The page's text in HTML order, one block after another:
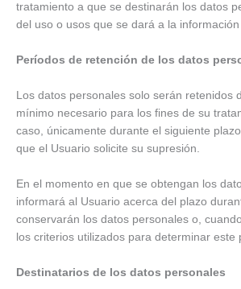
tratamiento a que se destinarán los datos
del uso o usos que se dará a la
Períodos de retención de los datos
Los datos personales solo serán retenidos
mínimo necesario para los fines de su
caso, únicamente durante el siguiente
que el Usuario solicite su supresión.
En el momento en que se obtengan los
informará al Usuario acerca del plazo
conservarán los datos personales o,
los criterios utilizados para determinar este
Destinatarios de los datos personales